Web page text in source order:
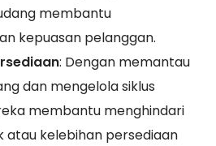
membantu
kepuasan pelanggan.
: Dengan memantau
dan mengelola siklus
membantu menghindari
atau kelebihan persediaan